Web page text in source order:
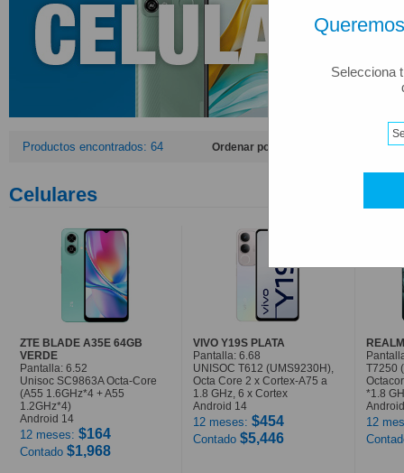
Selecciona
Productos encontrados: 64 Ordenar por:
Celulares
ZTE BLADE A35E 64GB
VERDE
Pantalla: 6.52
Unisoc SC9863A Octa-Core
(A55 1.6GHz*4 + A55
1.2GHz*4)
Android 14
12 meses: $164
Contado $1,968
VIVO Y19S PLATA
Pantalla: 6.68
UNISOC T612 (UMS9230H),
Octa Core 2 x Cortex-A75 a
1.8 GHz, 6 x Cortex
Android 14
12 meses: $454
Contado $5,446
T7250
*1.8
12